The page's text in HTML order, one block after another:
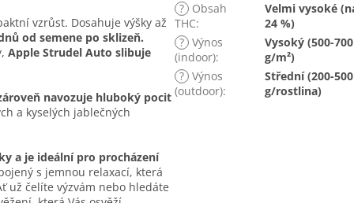
vzrůst. Dosahuje výšky až
od semene po sklizeň.
Apple Strudel Auto slibuje
navozuje hluboký pocit
a kyselých jablečných
a je ideální pro procházení
s jemnou relaxací, která
už čelíte výzvám nebo hledáte
? Obsah
THC:
Velmi vysoké
24 %)
? Výnos
(indoor):
Vysoký (500-700
g/m²)
? Výnos
(outdoor):
Střední (200-500
g/rostlina)